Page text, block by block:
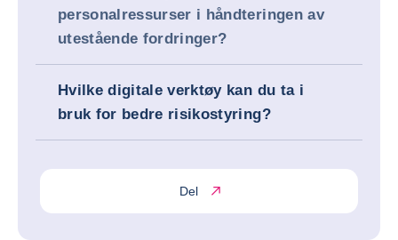
personalressurser i håndteringen av
utestående fordringer?
Hvilke digitale verktøy kan du ta i
bruk for bedre risikostyring?
Del